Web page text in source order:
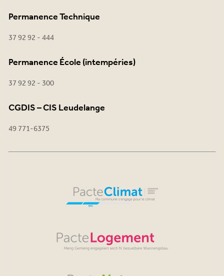
Permanence Technique
37 92 92 - 444
Permanence École (intempéries)
37 92 92 - 300
CGDIS – CIS Leudelange
49 771-6375